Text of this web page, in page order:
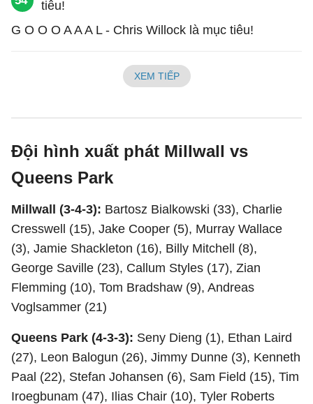
G O O O A A A L - Chris Willock là mục tiêu!
XEM TIẾP
Đội hình xuất phát Millwall vs
Queens Park
Millwall (3-4-3): Bartosz Bialkowski (33), Charlie
Cresswell (15), Jake Cooper (5), Murray Wallace
(3), Jamie Shackleton (16), Billy Mitchell (8),
George Saville (23), Callum Styles (17), Zian
Flemming (10), Tom Bradshaw (9), Andreas
Voglsammer (21)
Queens Park (4-3-3): Seny Dieng (1), Ethan Laird
(27), Leon Balogun (26), Jimmy Dunne (3), Kenneth
Paal (22), Stefan Johansen (6), Sam Field (15), Tim
Iroegbunam (47), Ilias Chair (10), Tyler Roberts